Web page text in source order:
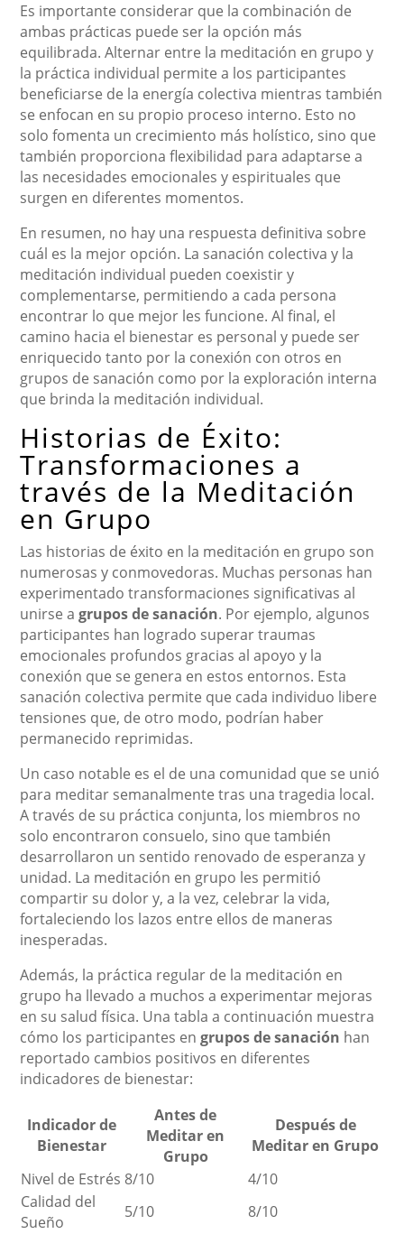
Es importante considerar que la combinación de
ambas prácticas puede ser la opción más
equilibrada. Alternar entre la meditación en grupo y
la práctica individual permite a los participantes
beneficiarse de la energía colectiva mientras también
se enfocan en su propio proceso interno. Esto no
solo fomenta un crecimiento más holístico, sino que
también proporciona flexibilidad para adaptarse a
las necesidades emocionales y espirituales que
surgen en diferentes momentos.
En resumen, no hay una respuesta definitiva sobre
cuál es la mejor opción. La sanación colectiva y la
meditación individual pueden coexistir y
complementarse, permitiendo a cada persona
encontrar lo que mejor les funcione. Al final, el
camino hacia el bienestar es personal y puede ser
enriquecido tanto por la conexión con otros en
grupos de sanación como por la exploración interna
que brinda la meditación individual.
Historias de Éxito:
Transformaciones a
través de la Meditación
en Grupo
Las historias de éxito en la meditación en grupo son
numerosas y conmovedoras. Muchas personas han
experimentado transformaciones significativas al
unirse agrupos de sanación. Por ejemplo, algunos
participantes han logrado superar traumas
emocionales profundos gracias al apoyo y la
conexión que se genera en estos entornos. Esta
sanación colectiva permite que cada individuo libere
tensiones que, de otro modo, podrían haber
permanecido reprimidas.
Un caso notable es el de una comunidad que se unió
para meditar semanalmente tras una tragedia local.
A través de su práctica conjunta, los miembros no
solo encontraron consuelo, sino que también
desarrollaron un sentido renovado de esperanza y
unidad. La meditación en grupo les permitió
compartir su dolor y, a la vez, celebrar la vida,
fortaleciendo los lazos entre ellos de maneras
inesperadas.
Además, la práctica regular de la meditación en
grupo ha llevado a muchos a experimentar mejoras
en su salud física. Una tabla a continuación muestra
cómo los participantes engrupos de sanación han
reportado cambios positivos en diferentes
indicadores de bienestar:
Indicador de
Bienestar
Antes de
Meditar en
Grupo
Después de
Meditar en Grupo
Nivel de Estrés 8/10
4/10
Calidad del
Sueño
5/10
8/10